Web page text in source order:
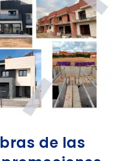
de las